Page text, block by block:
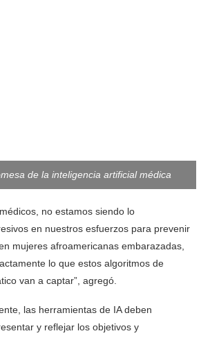
de la inteligencia artificial médica
no estamos siendo lo
en nuestros esfuerzos para prevenir
mujeres afroamericanas embarazadas,
lo que estos algoritmos de
van a captar”, agregó.
las herramientas de IA deben
y reflejar los objetivos y